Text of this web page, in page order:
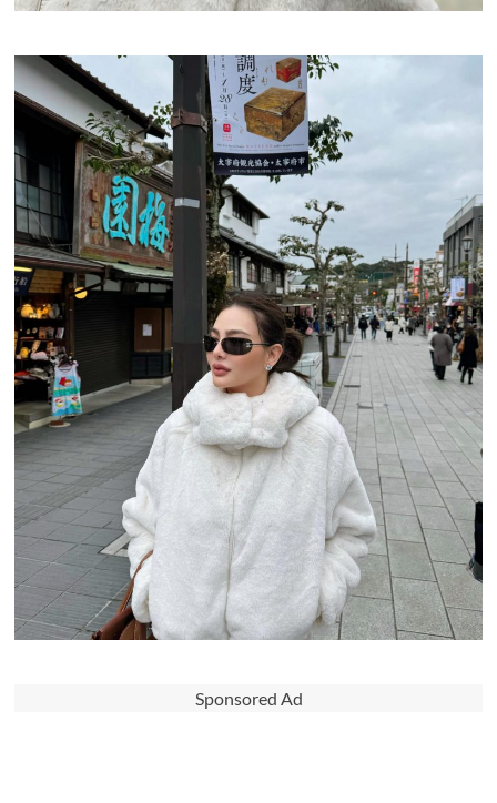
Sponsored Ad